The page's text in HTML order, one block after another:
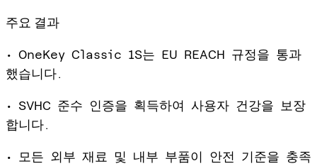
주요 결과
• OneKey Classic 1S는 EU REACH 규정을 통과
했습니다.
• SVHC 준수 인증을 획득하여 사용자 건강을 보장
합니다.
• 모든 외부 재료 및 내부 부품이 안전 기준을 충족